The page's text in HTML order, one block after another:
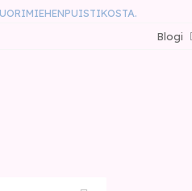
Blogi